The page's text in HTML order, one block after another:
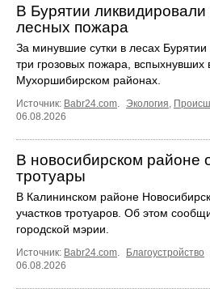
В Бурятии
лесных пожара
За минувшие сутки в лесах
три грозовых пожара, вспыхнувших
Мухоршибирском районах.
Источник: Babr24.com. Экология,
06.08.2026
В новосибирском районе
тротуары
В Калининском районе
участков тротуаров. Об этом
городской мэрии.
Источник: Babr24.com. Благоустройство
06.08.2026